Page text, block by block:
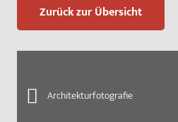
Zurück zur Übersicht
Architekturfotografie